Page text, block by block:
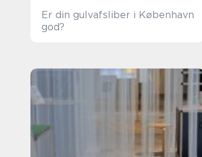
Er din gulvafsliber i København
god?